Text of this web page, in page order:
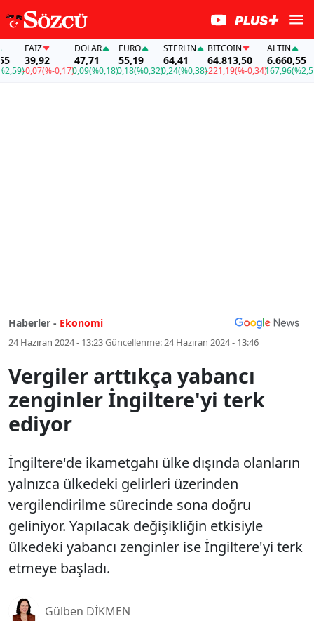
39,92
-0,07(%-0,17)
DOLAR
47,71
0,09(%0,18)
EURO
55,19
0,18(%0,32)
STERLIN
64,41
0,24(%0,38)
BITCOIN
64.813,50
-221,19(%-0,34)
ALTIN
6.660,55
167,96(%2,59)-
Haberler - Ekonomi
24 Haziran 2024 - 13:23Güncellenme:24 Haziran 2024 - 13:46
Vergiler arttıkça yabancı
zenginler İngiltere'yi terk
ediyor
İngiltere'de ikametgahı ülke dışında olanların
yalnızca ülkedeki gelirleri üzerinden
vergilendirilme sürecinde sona doğru
geliniyor. Yapılacak değişikliğin etkisiyle
ülkedeki yabancı zenginler ise İngiltere'yi terk
etmeye başladı.
Gülben DİKMEN